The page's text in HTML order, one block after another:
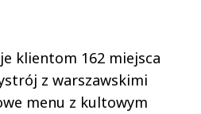
klientom 162 miejsca
z warszawskimi
menu z kultowym